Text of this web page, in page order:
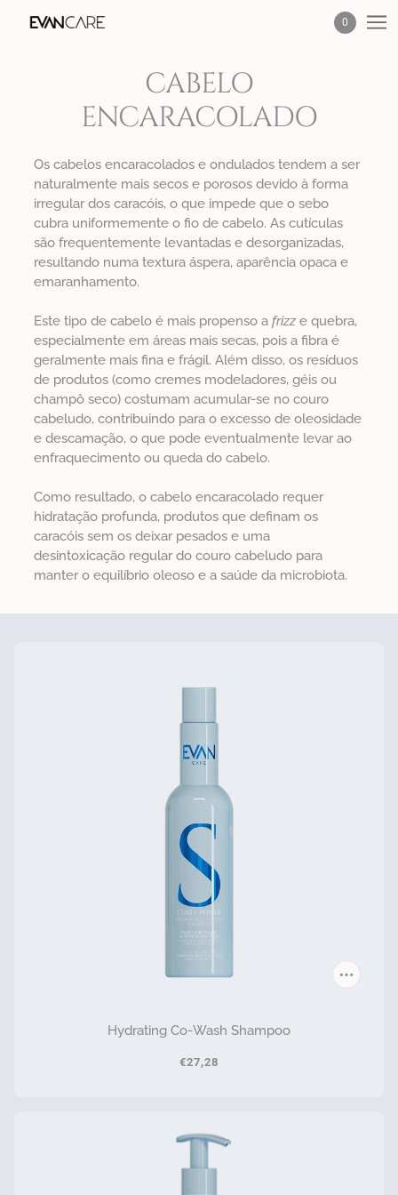
0
CABELO
ENCARACOLADO
Os cabelos encaracolados e ondulados tendem a ser
naturalmente mais secos e porosos devido à forma
irregular dos caracóis, o que impede que o sebo
cubra uniformemente o fio de cabelo. As cutículas
são frequentemente levantadas e desorganizadas,
resultando numa textura áspera, aparência opaca e
emaranhamento.
Este tipo de cabelo é mais propenso afrizz e quebra,
especialmente em áreas mais secas, pois a fibra é
geralmente mais fina e frágil. Além disso, os resíduos
de produtos (como cremes modeladores, géis ou
champô seco) costumam acumular-se no couro
cabeludo, contribuindo para o excesso de oleosidade
e descamação, o que pode eventualmente levar ao
enfraquecimento ou queda do cabelo.
Como resultado, o cabelo encaracolado requer
hidratação profunda, produtos que definam os
caracóis sem os deixar pesados e uma
desintoxicação regular do couro cabeludo para
manter o equilíbrio oleoso e a saúde da microbiota.
Hydrating Co-Wash Shampoo
€27,28